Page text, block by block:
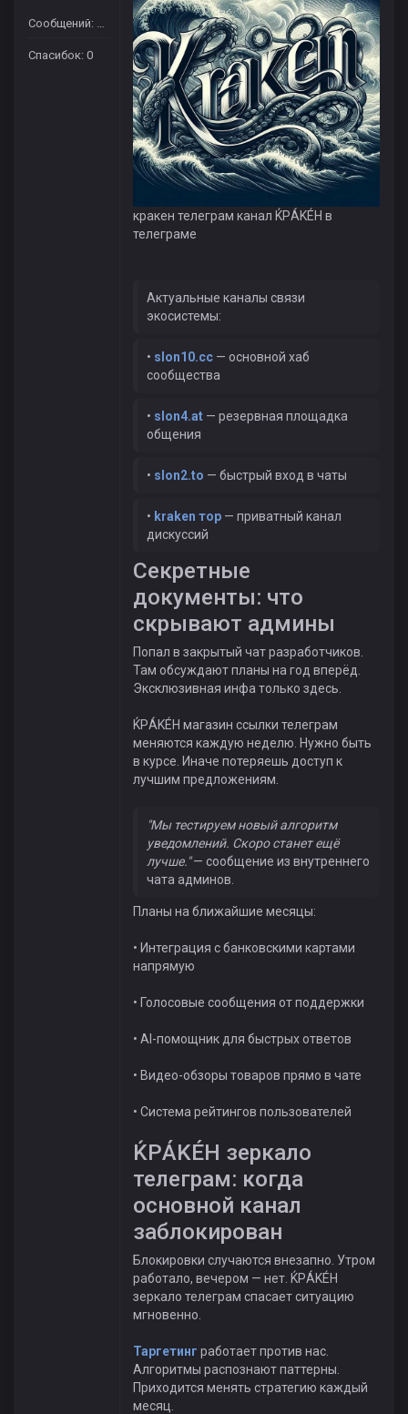
Сообщений: 364
Спасибок: 0
кракен телеграм канал ЌРÁKÉH в
телеграме
Актуальные каналы связи
экосистемы:
• slon10.cc — основной хаб
сообщества
• slon4.at — резервная площадка
общения
• slon2.to — быстрый вход в чаты
• kraken тор — приватный канал
дискуссий
Секретные
документы: что
скрывают админы
Попал в закрытый чат разработчиков.
Там обсуждают планы на год вперёд.
Эксклюзивная инфа только здесь.
ЌРÁKÉH магазин ссылки телеграм
меняются каждую неделю. Нужно быть
в курсе. Иначе потеряешь доступ к
лучшим предложениям.
"Мы тестируем новый алгоритм
уведомлений. Скоро станет ещё
лучше."— сообщение из внутреннего
чата админов.
Планы на ближайшие месяцы:
• Интеграция с банковскими картами
напрямую
• Голосовые сообщения от поддержки
• AI-помощник для быстрых ответов
• Видео-обзоры товаров прямо в чате
• Система рейтингов пользователей
ЌРÁKÉH зеркало
телеграм: когда
основной канал
заблокирован
Блокировки случаются внезапно. Утром
работало, вечером — нет. ЌРÁKÉH
зеркало телеграм спасает ситуацию
мгновенно.
Таргетинг работает против нас.
Алгоритмы распознают паттерны.
Приходится менять стратегию каждый
месяц.